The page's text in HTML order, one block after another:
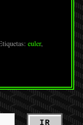
euler,